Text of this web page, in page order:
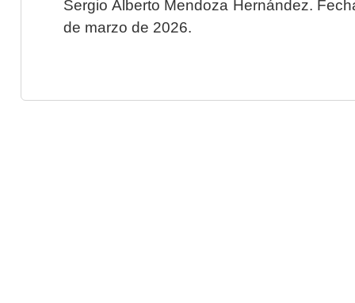
Sergio Alberto Mendoza Hernández.
de marzo de 2026.